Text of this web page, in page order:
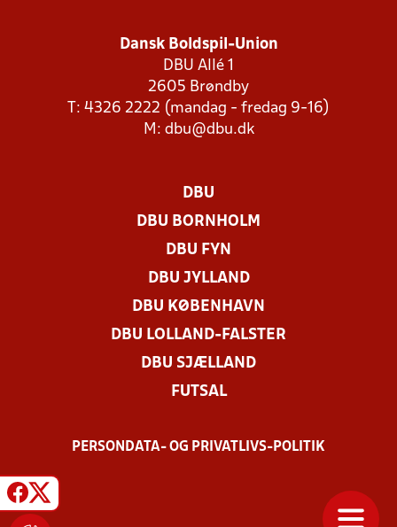
Dansk Boldspil-Union
DBU Allé 1
2605 Brøndby
T: 4326 2222 (mandag - fredag 9-16)
M: dbu@dbu.dk
DBU
DBU BORNHOLM
DBU FYN
DBU JYLLAND
DBU KØBENHAVN
DBU LOLLAND-FALSTER
DBU SJÆLLAND
FUTSAL
PERSONDATA- OG PRIVATLIVS-POLITIK